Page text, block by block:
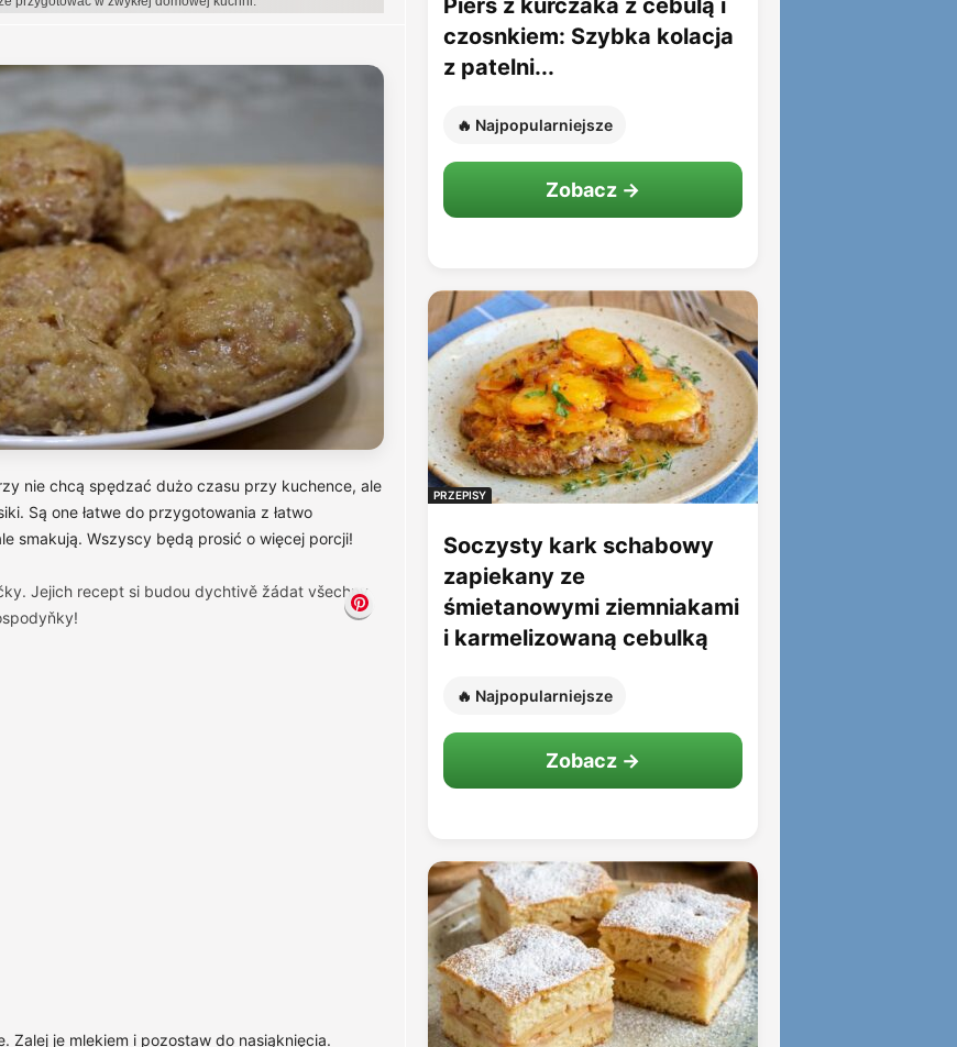
nie chcą spędzać dużo czasu przy kuchence, ale
Są one łatwe do przygotowania z łatwo
smakują. Wszyscy będą prosić o więcej porcji!
Zalej je mlekiem i pozostaw do nasiąknięcia.
Pierś z kurczaka z cebulą i
czosnkiem: Szybka kolacja
z patelni...
🔥 Najpopularniejsze
Zobacz →
PRZEPISY
Soczysty kark schabowy
zapiekany ze
śmietanowymi ziemniakami
i karmelizowaną cebulką
🔥 Najpopularniejsze
Zobacz →